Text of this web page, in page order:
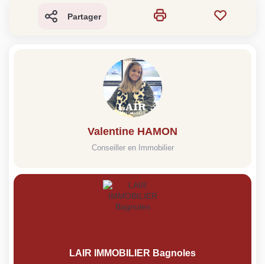
Partager
Valentine HAMON
Conseiller en Immobilier
LAIR IMMOBILIER Bagnoles